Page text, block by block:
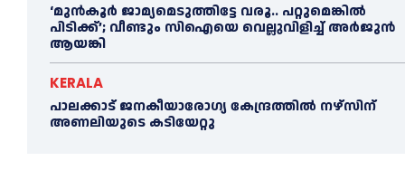
‘മുൻ‌കൂര്‍ ജാമ്യമെടുത്തിട്ടേ വരൂ.. പറ്റുമെങ്കില്‍
പിടിക്ക്’; വീണ്ടും സിഐയെ വെല്ലുവിളിച്ച്‌ അര്‍ജുന്‍
ആയങ്കി
KERALA
പാലക്കാട് ജനകീയാരോഗ്യ കേന്ദ്രത്തില്‍ നഴ്‌സിന്
അണലിയുടെ കടിയേറ്റു